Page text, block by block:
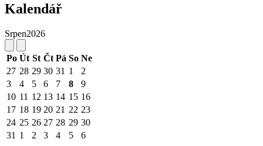
Kalendář
Srpen2026
Po Út St Čt Pá So Ne
27 28 29 30 31 1
2
3
4 5 6 7 8
9
10 11 12 13 14 15 16
17 18 19 20 21 22 23
24 25 26 27 28 29 30
31 1 2 3 4 5 6